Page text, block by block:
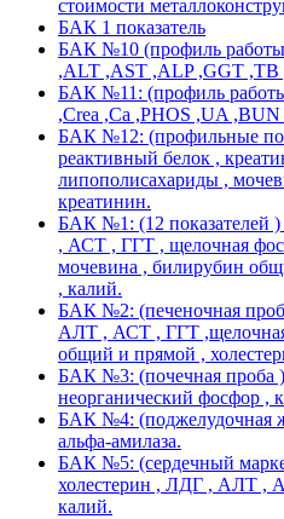
стоимости
БАК 1 показатель
БАК №10 (профиль работы
,ALT ,AST ,ALP ,GGT ,TB
БАК №11: (профиль
,Crea ,Ca ,PHOS ,UA ,BUN
БАК №12: (профильные
реактивный белок ,
липополисахариды ,
креатинин.
БАК №1: (12 показателей
, АСТ , ГГТ , щелочная
мочевина , билирубин
, калий.
БАК №2: (печеночная
АЛТ , АСТ , ГГТ ,щелочная
общий и прямой ,
БАК №3: (почечная проба
неорганический фосфор ,
БАК №4: (поджелудочная
альфа-амилаза.
БАК №5: (сердечный
холестерин , ЛДГ , АЛТ ,
калий.